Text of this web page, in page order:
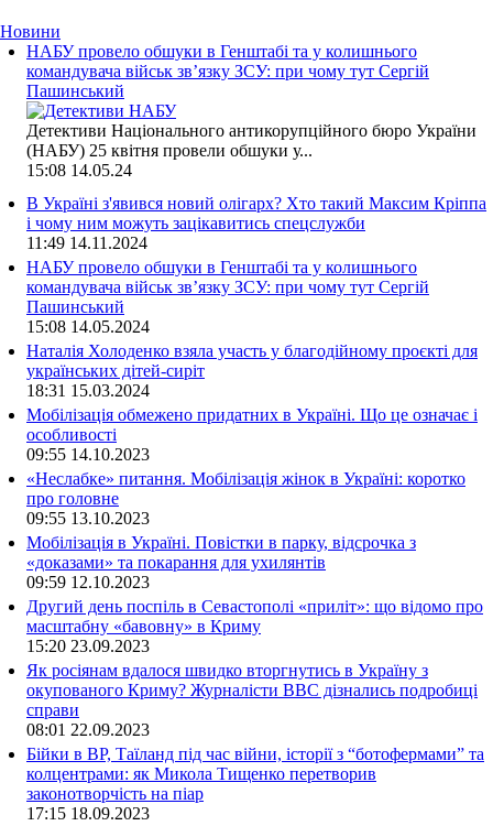
Новини
НАБУ провело обшуки в Генштабі та у колишнього
командувача військ зв’язку ЗСУ: при чому тут Сергій
Пашинський
Детективи Національного антикорупційного бюро України
(НАБУ) 25 квітня провели обшуки у...
15:08 14.05.24
В Україні з'явився новий олігарх? Хто такий Максим Кріппа
і чому ним можуть зацікавитись спецслужби
11:49 14.11.2024
НАБУ провело обшуки в Генштабі та у колишнього
командувача військ зв’язку ЗСУ: при чому тут Сергій
Пашинський
15:08 14.05.2024
Наталія Холоденко взяла участь у благодійному проєкті для
українських дітей-сиріт
18:31 15.03.2024
Мобілізація обмежено придатних в Україні. Що це означає і
особливості
09:55 14.10.2023
«Неслабке» питання. Мобілізація жінок в Україні: коротко
про головне
09:55 13.10.2023
Мобілізація в Україні. Повістки в парку, відсрочка з
«доказами» та покарання для ухилянтів
09:59 12.10.2023
Другий день поспіль в Севастополі «приліт»: що відомо про
масштабну «бавовну» в Криму
15:20 23.09.2023
Як росіянам вдалося швидко вторгнутись в Україну з
окупованого Криму? Журналісти ВВС дізнались подробиці
справи
08:01 22.09.2023
Бійки в ВР, Таїланд під час війни, історії з “ботофермами” та
колцентрами: як Микола Тищенко перетворив
законотворчість на піар
17:15 18.09.2023